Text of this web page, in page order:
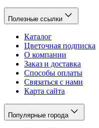
Полезные ссылки
Каталог
Цветочная подписка
О компании
Заказ и доставка
Способы оплаты
Связаться с нами
Карта сайта
Популярные города